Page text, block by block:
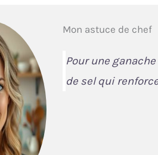
Mon astuce de chef
Pour une
de sel qui